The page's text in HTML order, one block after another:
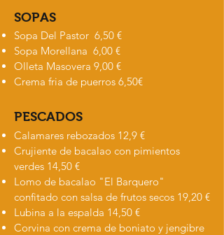
SOPAS
Sopa Del Pastor 6,50 €
Sopa Morellana 6,00 €
Olleta Masovera 9,00 €
Crema fria de puerros 6,50€
PESCADOS
Calamares rebozados 12,9 €
Crujiente de bacalao con pimientos
verdes 14,50 €
Lomo de bacalao "El Barquero"
confitado con salsa de frutos secos 19,20 €
Lubina a la espalda 14,50 €
Corvina con crema de boniato y jengibre